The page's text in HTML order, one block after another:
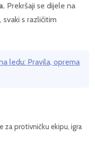
Prekršaji se dijele na
svaki s različitim
ledu: Pravila, oprema
za protivničku ekipu, igra